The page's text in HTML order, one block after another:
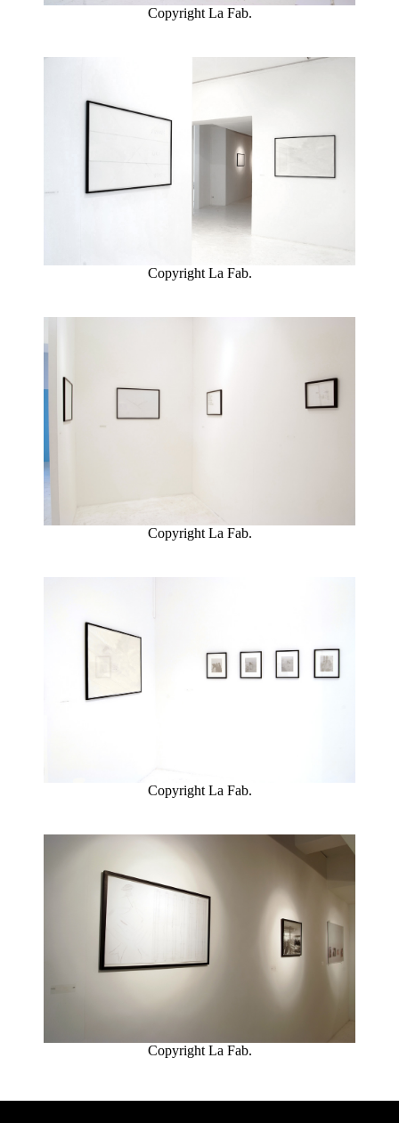
Copyright La Fab.
Copyright La Fab.
Copyright La Fab.
Copyright La Fab.
Copyright La Fab.